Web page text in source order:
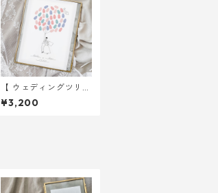
【 ウェディングツリー
】 バルーンイラスト A
4サイズ 用紙のみ ｜
¥3,200